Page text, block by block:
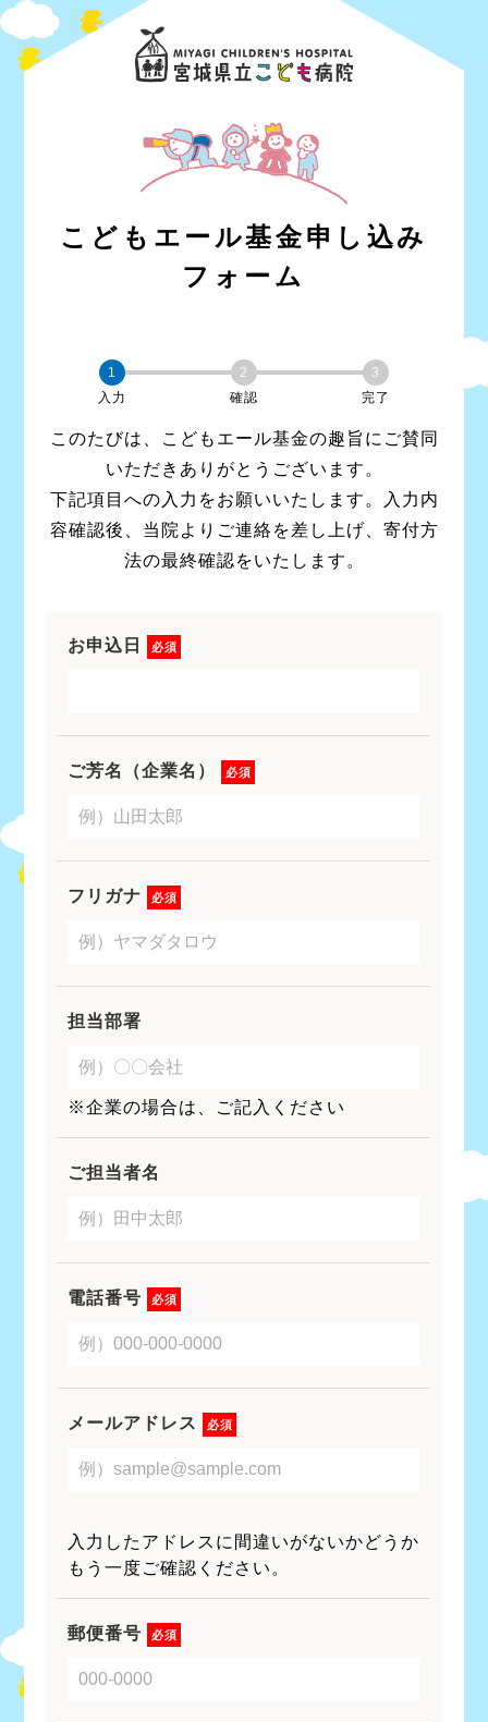
こどもエール基金申し込み
フォーム
1
入力
2
確認
3
完了
このたびは、こどもエール基金の趣旨にご賛同
いただきありがとうございます。
下記項目への入力をお願いいたします。入力内
容確認後、当院よりご連絡を差し上げ、寄付方
法の最終確認をいたします。
お申込日 必須
ご芳名（企業名） 必須
フリガナ 必須
担当部署
※企業の場合は、ご記入ください
ご担当者名
電話番号 必須
メールアドレス 必須
入力したアドレスに間違いがないかどうか
もう一度ご確認ください。
郵便番号 必須